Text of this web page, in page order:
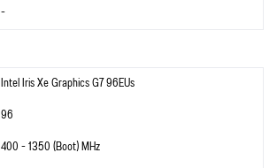
-
Intel Iris Xe Graphics G7 96EUs
96
400 - 1350 (Boot) MHz